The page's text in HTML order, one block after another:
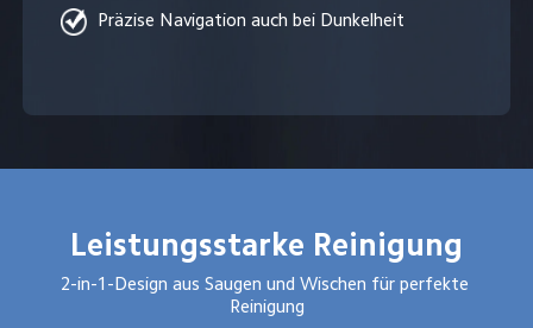
Präzise Navigation auch bei Dunkelheit
Leistungsstarke Reinigung
2-in-1-Design aus Saugen und Wischen für perfekte
Reinigung